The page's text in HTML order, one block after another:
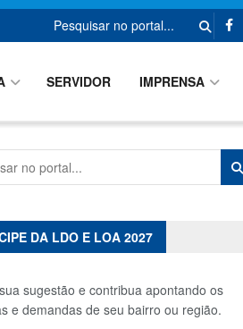
SERVIDOR IMPRENSA
DA LDO E LOA 2027
sugestão e contribua apontando os
e demandas de seu bairro ou região.